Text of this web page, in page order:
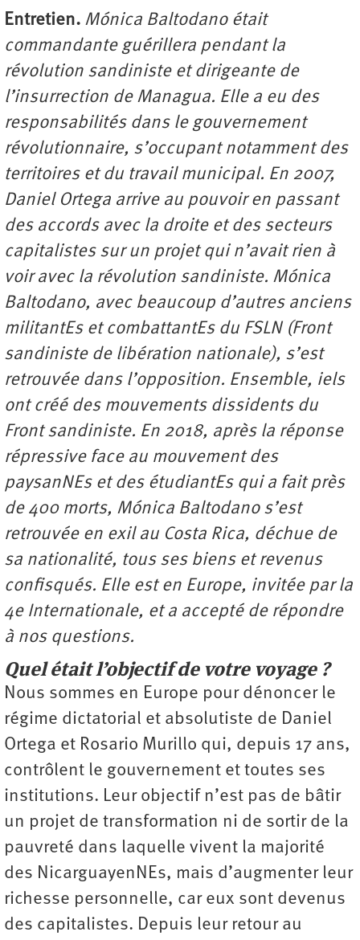
Entretien. Mónica Baltodano était
commandante guérillera pendant la
révolution sandiniste et dirigeante de
l’insurrection de Managua. Elle a eu des
responsabilités dans le gouvernement
révolutionnaire, s’occupant notamment des
territoires et du travail municipal. En 2007,
Daniel Ortega arrive au pouvoir en passant
des accords avec la droite et des secteurs
capitalistes sur un projet qui n’avait rien à
voir avec la révolution sandiniste. Mónica
Baltodano, avec beaucoup d’autres anciens
militantEs et combattantEs du FSLN (Front
sandiniste de libération nationale), s’est
retrouvée dans l’opposition. Ensemble, iels
ont créé des mouvements dissidents du
Front sandiniste. En 2018, après la réponse
répressive face au mouvement des
paysanNEs et des étudiantEs qui a fait près
de 400 morts, Mónica Baltodano s’est
retrouvée en exil au Costa Rica, déchue de
sa nationalité, tous ses biens et revenus
confisqués. Elle est en Europe, invitée par la
4e Internationale, et a accepté de répondre
à nos questions.
Quel était l’objectif de votre voyage ?
Nous sommes en Europe pour dénoncer le
régime dictatorial et absolutiste de Daniel
Ortega et Rosario Murillo qui, depuis 17 ans,
contrôlent le gouvernement et toutes ses
institutions. Leur objectif n’est pas de bâtir
un projet de transformation ni de sortir de la
pauvreté dans laquelle vivent la majorité
des NicarguayenNEs, mais d’augmenter leur
richesse personnelle, car eux sont devenus
des capitalistes. Depuis leur retour au